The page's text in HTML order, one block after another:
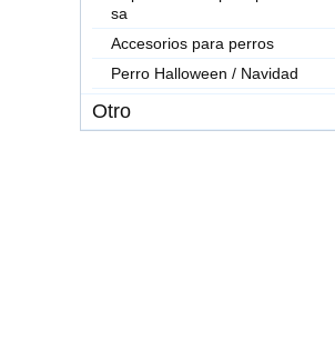
sa
Accesorios para perros
Perro Halloween / Navidad
Otro